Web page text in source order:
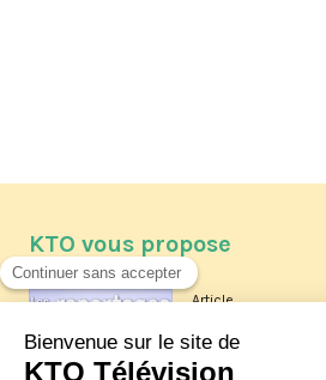
KTO vous propose
Article
Les reportages